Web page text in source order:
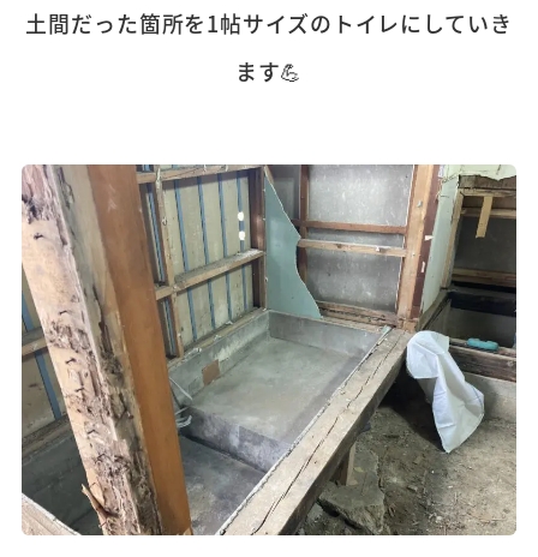
土間だった箇所を1帖サイズのトイレにしていき
ます💪